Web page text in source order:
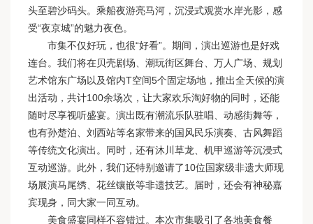
头至碧沙码头。乘船夜游亮马河，沉浸式观赏水岸光影，感
受“夜京城”的魅力夜色。
市集不仅好玩，也很“好看”。期间，演出巡游也是好戏
连台。我们将在贝壳剧场、潮玩街区舞台、万人广场、规划
艺术馆东广场以及馆内T空间5个固定场地，推出全天候的演
出活动，共计100余场次，让大家欢乐淘好物的同时，还能
随时尽享视听盛宴。演出既有潮流乐队驻唱、动感街舞等，
也有孙楚泊、刘西站等名家带来的国风民乐演奏、古风舞蹈
等传统文化演出。同时，还有沐川草龙、机甲巡游等沉浸式
互动巡游。此外，我们还特别邀请了10位国家级非遗大师现
场展演马尾绣、花丝镶嵌等非遗技艺。届时，还会有神秘嘉
宾现身，同大家一同互动。
美食盛宴同样不容错过。本次市集吸引了各地美食餐